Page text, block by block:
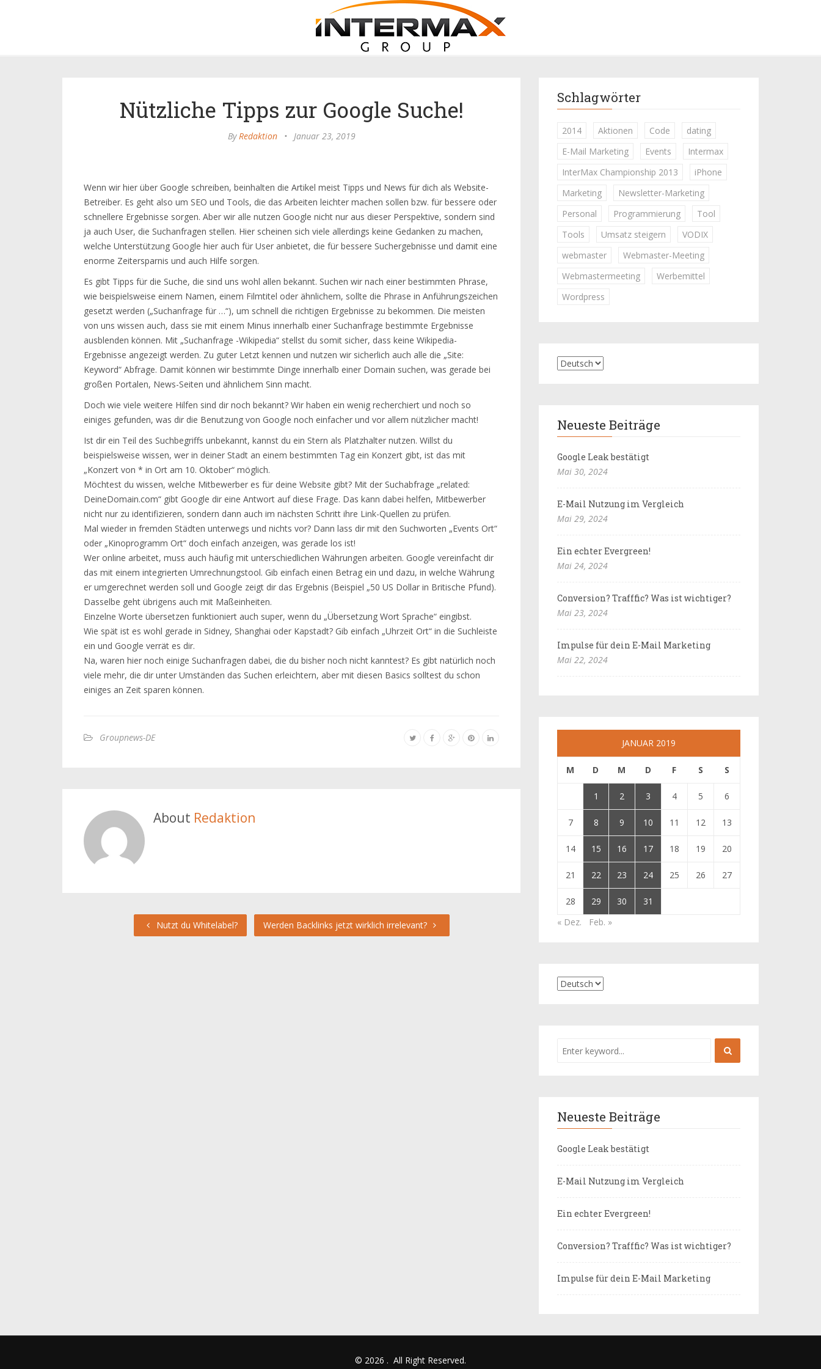
Nützliche Tipps zur Google Suche!
ByRedaktion • Januar 23, 2019
Wenn wir hier über Google schreiben, beinhalten die Artikel meist Tipps und News für dich als Website-
Betreiber. Es geht also um SEO und Tools, die das Arbeiten leichter machen sollen bzw. für bessere oder
schnellere Ergebnisse sorgen. Aber wir alle nutzen Google nicht nur aus dieser Perspektive, sondern sind
ja auch User, die Suchanfragen stellen. Hier scheinen sich viele allerdings keine Gedanken zu machen,
welche Unterstützung Google hier auch für User anbietet, die für bessere Suchergebnisse und damit eine
enorme Zeitersparnis und auch Hilfe sorgen.
Es gibt Tipps für die Suche, die sind uns wohl allen bekannt. Suchen wir nach einer bestimmten Phrase,
wie beispielsweise einem Namen, einem Filmtitel oder ähnlichem, sollte die Phrase in Anführungszeichen
gesetzt werden („Suchanfrage für …“), um schnell die richtigen Ergebnisse zu bekommen. Die meisten
von uns wissen auch, dass sie mit einem Minus innerhalb einer Suchanfrage bestimmte Ergebnisse
ausblenden können. Mit „Suchanfrage -Wikipedia“ stellst du somit sicher, dass keine Wikipedia-
Ergebnisse angezeigt werden. Zu guter Letzt kennen und nutzen wir sicherlich auch alle die „Site:
Keyword“ Abfrage. Damit können wir bestimmte Dinge innerhalb einer Domain suchen, was gerade bei
großen Portalen, News-Seiten und ähnlichem Sinn macht.
Doch wie viele weitere Hilfen sind dir noch bekannt? Wir haben ein wenig recherchiert und noch so
einiges gefunden, was dir die Benutzung von Google noch einfacher und vor allem nützlicher macht!
Ist dir ein Teil des Suchbegriffs unbekannt, kannst du ein Stern als Platzhalter nutzen. Willst du
beispielsweise wissen, wer in deiner Stadt an einem bestimmten Tag ein Konzert gibt, ist das mit
„Konzert von * in Ort am 10. Oktober“ möglich.
Möchtest du wissen, welche Mitbewerber es für deine Website gibt? Mit der Suchabfrage „related:
DeineDomain.com“ gibt Google dir eine Antwort auf diese Frage. Das kann dabei helfen, Mitbewerber
nicht nur zu identifizieren, sondern dann auch im nächsten Schritt ihre Link-Quellen zu prüfen.
Mal wieder in fremden Städten unterwegs und nichts vor? Dann lass dir mit den Suchworten „Events Ort“
oder „Kinoprogramm Ort“ doch einfach anzeigen, was gerade los ist!
Wer online arbeitet, muss auch häufig mit unterschiedlichen Währungen arbeiten. Google vereinfacht dir
das mit einem integrierten Umrechnungstool. Gib einfach einen Betrag ein und dazu, in welche Währung
er umgerechnet werden soll und Google zeigt dir das Ergebnis (Beispiel „50 US Dollar in Britische Pfund).
Dasselbe geht übrigens auch mit Maßeinheiten.
Einzelne Worte übersetzen funktioniert auch super, wenn du „Übersetzung Wort Sprache“ eingibst.
Wie spät ist es wohl gerade in Sidney, Shanghai oder Kapstadt? Gib einfach „Uhrzeit Ort“ in die Suchleiste
ein und Google verrät es dir.
Na, waren hier noch einige Suchanfragen dabei, die du bisher noch nicht kanntest? Es gibt natürlich noch
viele mehr, die dir unter Umständen das Suchen erleichtern, aber mit diesen Basics solltest du schon
einiges an Zeit sparen können.
Groupnews-DE
About Redaktion
Nutzt du Whitelabel? Werden Backlinks jetzt wirklich irrelevant?
Schlagwörter
2014 Aktionen Code
dating
E-Mail Marketing
Events
Intermax
InterMax Championship 2013
iPhone
Marketing
Newsletter-Marketing
Personal
Programmierung
Tool
Tools
Umsatz steigern
VODIX
webmaster
Webmaster-Meeting
Webmastermeeting
Werbemittel
Wordpress
Neueste Beiträge
Google Leak bestätigt
Mai 30, 2024
E-Mail Nutzung im Vergleich
Mai 29, 2024
Ein echter Evergreen!
Mai 24, 2024
Conversion? Trafffic? Was ist wichtiger?
Mai 23, 2024
Impulse für dein E-Mail Marketing
Mai 22, 2024
JANUAR 2019
M D M D F S S
1 2 3 4 5 6
7 8 9 10 11 12 13
14 15 16 17 18 19 20
21 22 23 24 25 26 27
28 29 30
31
« Dez.
Feb. »
Neueste Beiträge
Google Leak bestätigt
E-Mail Nutzung im Vergleich
Ein echter Evergreen!
Conversion? Trafffic? Was ist wichtiger?
Impulse für dein E-Mail Marketing
© 2026 . All Right Reserved.